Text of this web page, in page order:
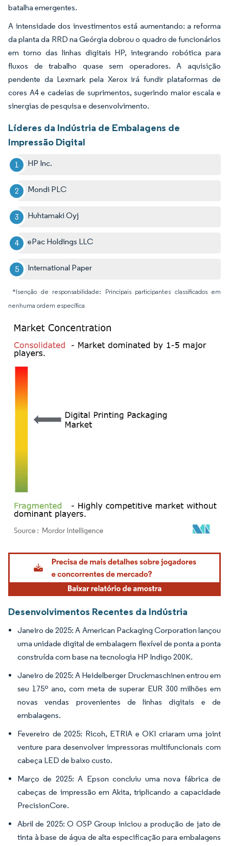
batalha emergentes.
A intensidade dos investimentos está aumentando: a reforma
da planta da RRD na Geórgia dobrou o quadro de funcionários
em torno das linhas digitais HP, integrando robótica para
fluxos de trabalho quase sem operadores. A aquisição
pendente da Lexmark pela Xerox irá fundir plataformas de
cores A4 e cadeias de suprimentos, sugerindo maior escala e
sinergias de pesquisa e desenvolvimento.
Líderes da Indústria de Embalagens de
Impressão Digital
HP Inc.
Mondi PLC
Huhtamaki Oyj
ePac Holdings LLC
International Paper
*Isenção de responsabilidade: Principais participantes classificados em
nenhuma ordem específica
Imagem © Mordor Intelligence. O reuso requer atribuição conforme CC BY 4.0.
Desenvolvimentos Recentes da Indústria
Janeiro de 2025: A American Packaging Corporation lançou
uma unidade digital de embalagem flexível de ponta a ponta
construída com base na tecnologia HP Indigo 200K.
Janeiro de 2025: A Heidelberger Druckmaschinen entrou em
seu 175º ano, com meta de superar EUR 300 milhões em
novas vendas provenientes de linhas digitais e de
embalagens.
Fevereiro de 2025: Ricoh, ETRIA e OKI criaram uma joint
venture para desenvolver impressoras multifuncionais com
cabeça LED de baixo custo.
Março de 2025: A Epson concluiu uma nova fábrica de
cabeças de impressão em Akita, triplicando a capacidade
PrecisionCore.
Abril de 2025: O OSP Group iniciou a produção de jato de
tinta à base de água de alta especificação para embalagens